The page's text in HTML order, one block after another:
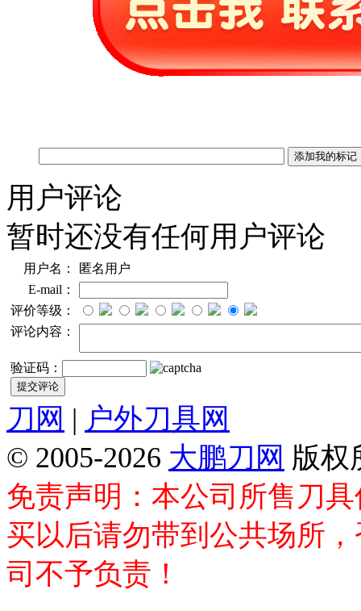
用户评论
暂时还没有任何用户评论
用户名：
匿名用户
E-mail：
评价等级：
评论内容：
验证码：
刀网 | 户外刀具网
© 2005-2026 大鹏刀网 版权
免责声明：本公司所售刀
买以后请勿带到公共场所
司不予负责！